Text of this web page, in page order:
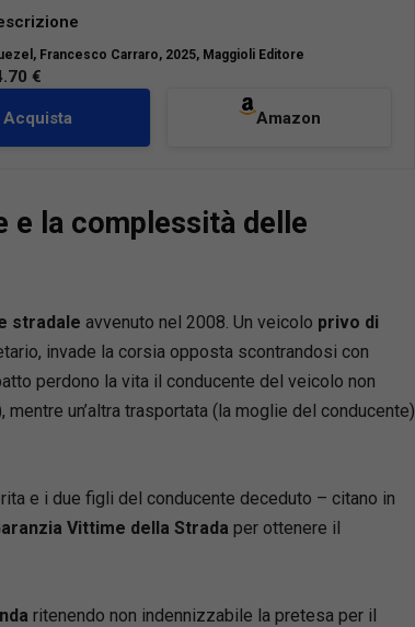
si pone l’obiettivo, da un lato, di
i lineamenti giuridici della materia
definita “infortunistica” – proponendo
pratica dedicata all’attività di raccolta e
della documentazione necessaria a
le richieste risarcitorie alla compagnia – e,
soluzioni operative con consigli pratici
dellanormativa vigentee tutti i riferimenti
compagnie di assicurazione operanti in Italia
Francesco Carraro, 2025, Maggioli Editore
€
Acquista Amazon
e la complessità delle
stradale avvenuto nel 2008. Un veicolo privo di
invade la corsia opposta scontrandosi con
perdono la vita il conducente del veicolo non
un’altra trasportata (la moglie del conducente)
e i due figli del conducente deceduto – citano in
Vittime della Strada per ottenere il
ritenendo non indennizzabile la pretesa per il